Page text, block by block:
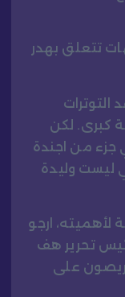
تتعلق بهدر
كبرى. لكن
جزء من اجندة
ليست وليدة
لأهميته، ارجو
تحرير هف
على